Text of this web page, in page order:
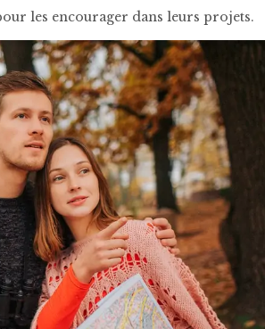
les encourager dans leurs projets.